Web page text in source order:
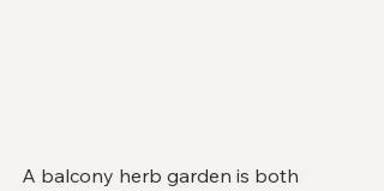
A balcony herb garden is both